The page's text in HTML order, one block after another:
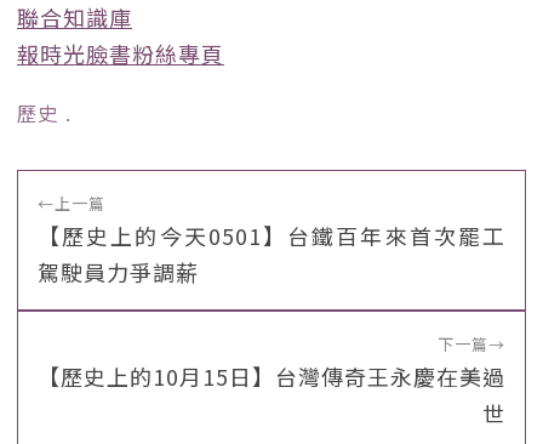
聯合知識庫
報時光臉書粉絲專頁
歷史 ﹒
←上一篇
【歷史上的今天0501】台鐵百年來首次罷工
駕駛員力爭調薪
下一篇→
【歷史上的10月15日】台灣傳奇王永慶在美過
世